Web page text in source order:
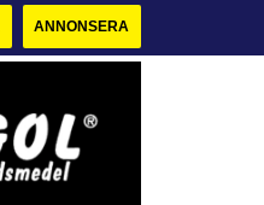
ANNONSERA